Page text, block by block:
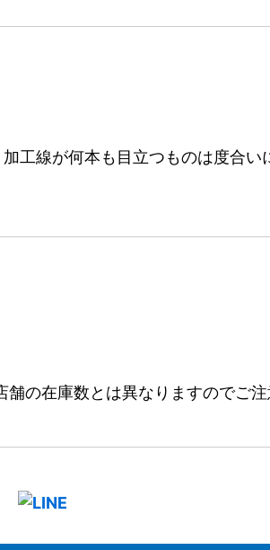
線が何本も目立つものは度合い
の在庫数とは異なりますのでご注